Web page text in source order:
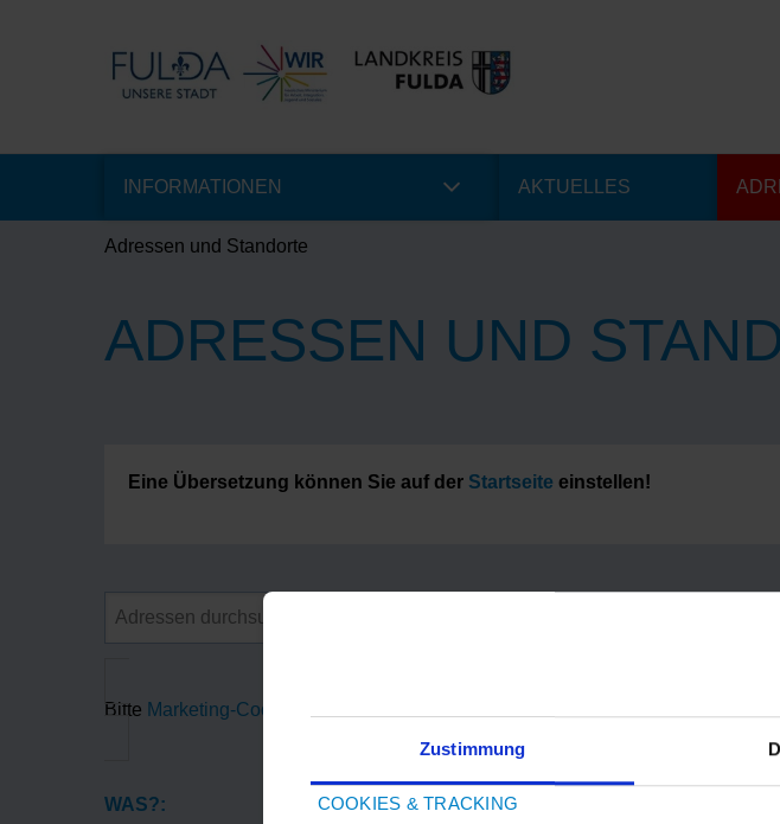
Zustimmung
COOKIES & TRACKING
INFORMATIONEN AKTUELLES
Adressen und Standorte
ADRESSEN UND
Eine Übersetzung können Sie auf der Startseite einstellen!
Bitte Marketing-Cookies
WAS?: